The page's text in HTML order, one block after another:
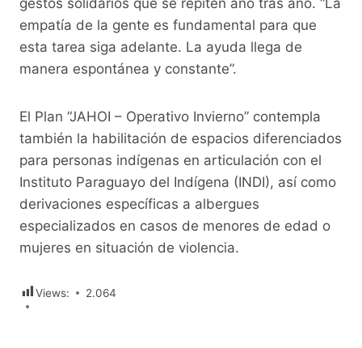
empatía de la gente es fundamental para que
esta tarea siga adelante. La ayuda llega de
manera espontánea y constante”.
El Plan “JAHOI – Operativo Invierno” contempla
también la habilitación de espacios diferenciados
para personas indígenas en articulación con el
Instituto Paraguayo del Indígena (INDI), así como
derivaciones específicas a albergues
especializados en casos de menores de edad o
mujeres en situación de violencia.
Views: 2.064